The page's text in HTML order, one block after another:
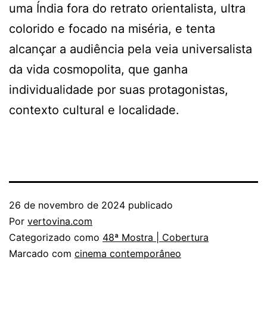
uma Índia fora do retrato orientalista, ultra
colorido e focado na miséria, e tenta
alcançar a audiência pela veia universalista
da vida cosmopolita, que ganha
individualidade por suas protagonistas,
contexto cultural e localidade.
26 de novembro de 2024 publicado
Por vertovina.com
Categorizado como 48ª Mostra | Cobertura
Marcado com cinema contemporâneo